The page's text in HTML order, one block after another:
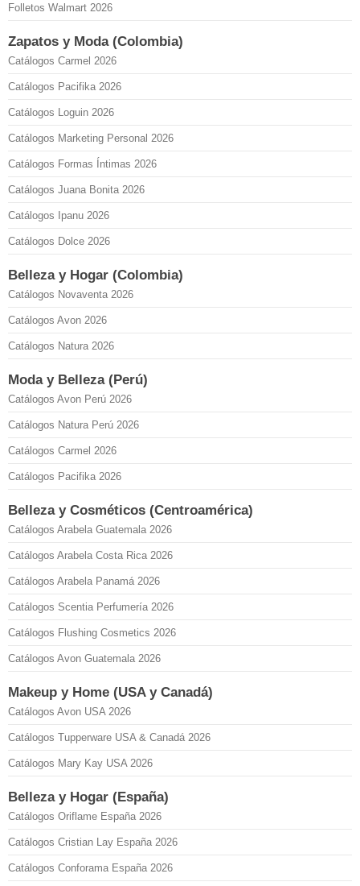
Folletos Walmart 2026
Zapatos y Moda (Colombia)
Catálogos Carmel 2026
Catálogos Pacifika 2026
Catálogos Loguin 2026
Catálogos Marketing Personal 2026
Catálogos Formas Íntimas 2026
Catálogos Juana Bonita 2026
Catálogos Ipanu 2026
Catálogos Dolce 2026
Belleza y Hogar (Colombia)
Catálogos Novaventa 2026
Catálogos Avon 2026
Catálogos Natura 2026
Moda y Belleza (Perú)
Catálogos Avon Perú 2026
Catálogos Natura Perú 2026
Catálogos Carmel 2026
Catálogos Pacifika 2026
Belleza y Cosméticos (Centroamérica)
Catálogos Arabela Guatemala 2026
Catálogos Arabela Costa Rica 2026
Catálogos Arabela Panamá 2026
Catálogos Scentia Perfumería 2026
Catálogos Flushing Cosmetics 2026
Catálogos Avon Guatemala 2026
Makeup y Home (USA y Canadá)
Catálogos Avon USA 2026
Catálogos Tupperware USA & Canadá 2026
Catálogos Mary Kay USA 2026
Belleza y Hogar (España)
Catálogos Oriflame España 2026
Catálogos Cristian Lay España 2026
Catálogos Conforama España 2026